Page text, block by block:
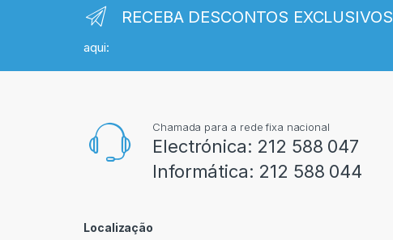
RECEBA DESCONTOS EXCLUSIVOS
aqui:
Chamada para a rede fixa nacional
Electrónica: 212 588 047
Informática: 212 588 044
Localização